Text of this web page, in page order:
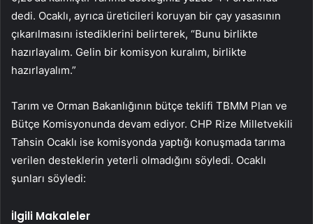
dedi. Ocaklı, ayrıca üreticileri koruyan bir çay yasasının
çıkarılmasını istediklerini belirterek, “Bunu birlikte
hazırlayalım. Gelin bir komisyon kuralım, birlikte
hazırlayalım.”
Tarım ve Orman Bakanlığının bütçe teklifi TBMM Plan ve
Bütçe Komisyonunda devam ediyor. CHP Rize Milletvekili
Tahsin Ocaklı ise komisyonda yaptığı konuşmada tarıma
verilen desteklerin yeterli olmadığını söyledi. Ocaklı
şunları söyledi:
İlgili Makaleler